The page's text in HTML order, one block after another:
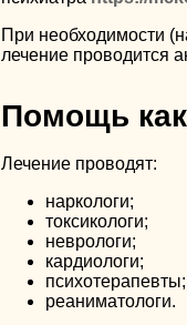
При необходимости
лечение проводится
Помощь
Лечение проводят:
наркологи;
токсикологи;
неврологи;
кардиологи;
психотерапевты;
реаниматологи.